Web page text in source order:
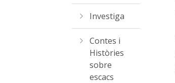
Investiga
Contes i
Històries
sobre
escacs